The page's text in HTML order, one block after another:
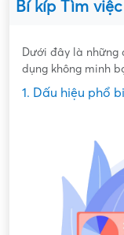
Bí kíp Tìm
Dưới đây là những
dụng không minh
1. Dấu hiệu phổ